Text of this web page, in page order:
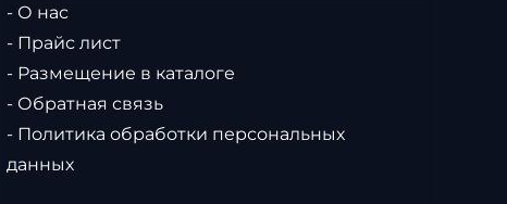
- О нас
- Прайс лист
- Размещение в каталоге
- Обратная связь
- Политика обработки персональных
данных